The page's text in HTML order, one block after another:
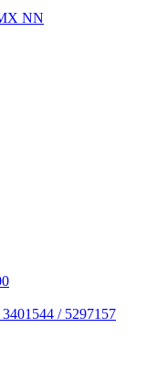
NN
/ 5297157